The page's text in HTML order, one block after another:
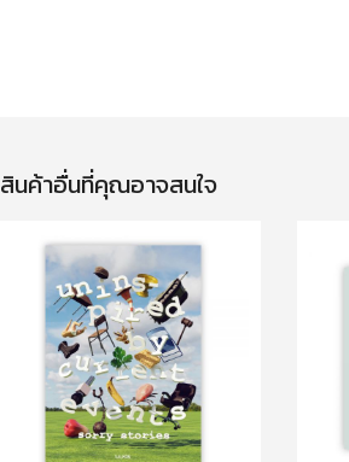
สินค้าอื่นที่คุณอาจสนใจ